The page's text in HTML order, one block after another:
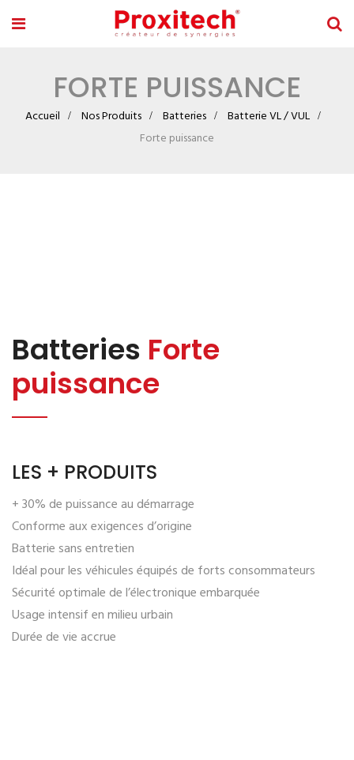
FORTE PUISSANCE
Accueil Nos Produits Batteries
Batterie VL / VUL
Forte puissance
Batteries Forte
puissance
LES + PRODUITS
+ 30% de puissance au démarrage
Conforme aux exigences d’origine
Batterie sans entretien
Idéal pour les véhicules équipés de forts consommateurs
Sécurité optimale de l’électronique embarquée
Usage intensif en milieu urbain
Durée de vie accrue